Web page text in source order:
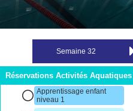
Réservations Activités Aquatiques
Apprentissage enfant
niveau 1